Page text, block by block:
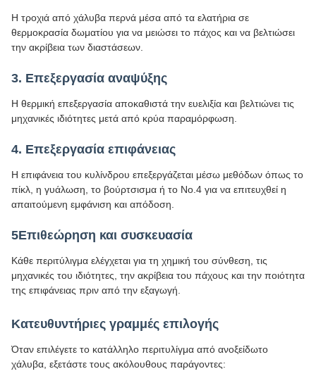
Η τροχιά από χάλυβα περνά μέσα από τα ελατήρια σε
θερμοκρασία δωματίου για να μειώσει το πάχος και να βελτιώσει
την ακρίβεια των διαστάσεων.
3. Επεξεργασία αναψύξης
Η θερμική επεξεργασία αποκαθιστά την ευελιξία και βελτιώνει τις
μηχανικές ιδιότητες μετά από κρύα παραμόρφωση.
4. Επεξεργασία επιφάνειας
Η επιφάνεια του κυλίνδρου επεξεργάζεται μέσω μεθόδων όπως το
πίκλ, η γυάλωση, το βούρτσισμα ή το No.4 για να επιτευχθεί η
απαιτούμενη εμφάνιση και απόδοση.
5Επιθεώρηση και συσκευασία
Κάθε περιτύλιγμα ελέγχεται για τη χημική του σύνθεση, τις
μηχανικές του ιδιότητες, την ακρίβεια του πάχους και την ποιότητα
της επιφάνειας πριν από την εξαγωγή.
Κατευθυντήριες γραμμές επιλογής
Όταν επιλέγετε το κατάλληλο περιτυλίγμα από ανοξείδωτο
χάλυβα, εξετάστε τους ακόλουθους παράγοντες: